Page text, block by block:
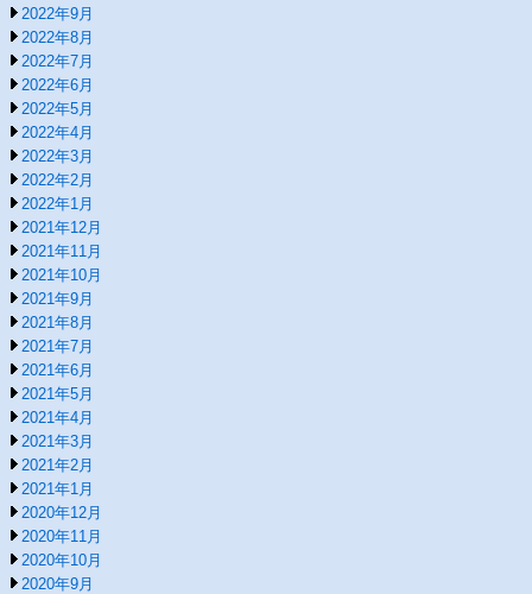
2022年9月
2022年8月
2022年7月
2022年6月
2022年5月
2022年4月
2022年3月
2022年2月
2022年1月
2021年12月
2021年11月
2021年10月
2021年9月
2021年8月
2021年7月
2021年6月
2021年5月
2021年4月
2021年3月
2021年2月
2021年1月
2020年12月
2020年11月
2020年10月
2020年9月